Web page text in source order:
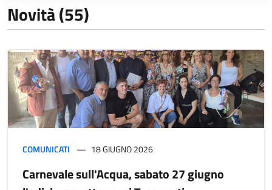
Novità (55)
COMUNICATI 18 GIUGNO 2026
Carnevale sull'Acqua, sabato 27 giugno